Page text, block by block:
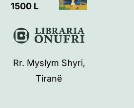
1500 L
Rr. Myslym Shyri,
Tiranë